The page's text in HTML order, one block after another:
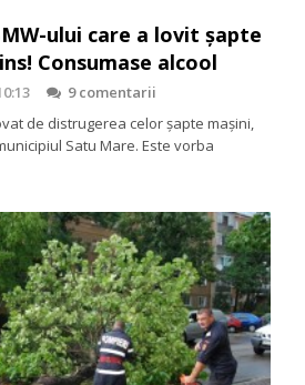
ului care a lovit șapte
Consumase alcool
9 comentarii
de distrugerea celor șapte mașini,
Satu Mare. Este vorba